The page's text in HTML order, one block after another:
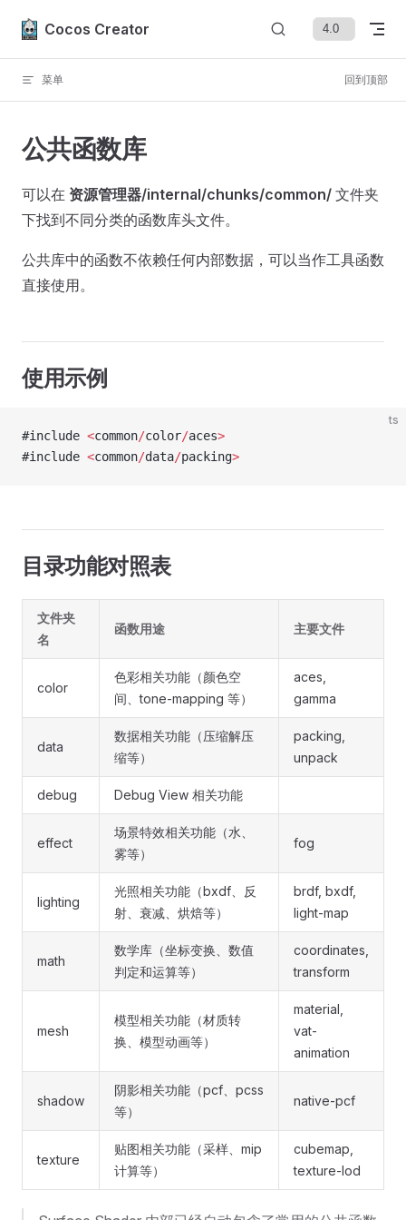
Skip to content
Cocos Creator
菜单 回到顶部
公共函数库
可以在 资源管理器/internal/chunks/common/ 文件夹
下找到不同分类的函数库头文件。
公共库中的函数不依赖任何内部数据，可以当作工具函数
直接使用。
使用示例
ts
#include <common/color/aces>
#include <common/data/packing>
目录功能对照表
文件夹
名
函数用途 主要文件
color
色彩相关功能（颜色空
间、tone-mapping 等）
aces,
gamma
data
数据相关功能（压缩解压
缩等）
packing,
unpack
debug Debug View 相关功能
effect
场景特效相关功能（水、
雾等）
fog
lighting
光照相关功能（bxdf、反
射、衰减、烘焙等）
brdf, bxdf,
light-map
math
数学库（坐标变换、数值
判定和运算等）
coordinates,
transform
mesh
模型相关功能（材质转
换、模型动画等）
material,
vat-
animation
shadow
阴影相关功能（pcf、pcss
等）
native-pcf
texture
贴图相关功能（采样、mip
计算等）
cubemap,
texture-lod